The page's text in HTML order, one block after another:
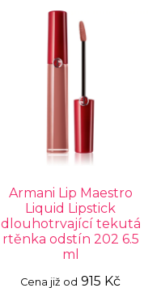
Armani Lip Maestro
Liquid Lipstick
dlouhotrvající tekutá
rtěnka odstín 202 6.5
ml
Cena již od 915 Kč